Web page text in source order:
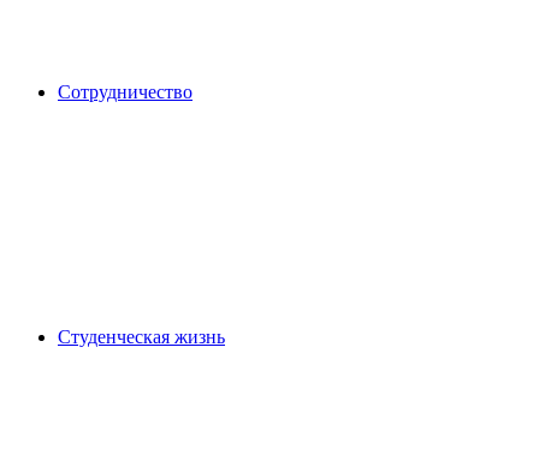
Сотрудничество
Студенческая жизнь